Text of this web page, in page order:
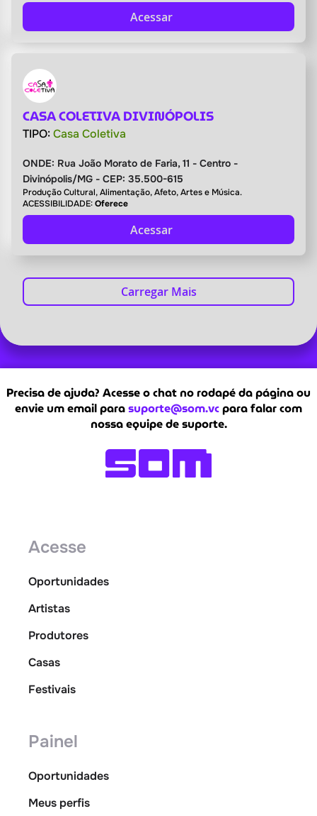
céu aberto, passando a ser viabilAcessar
CASA COLETIVA DIVINÓPOLIS
TIPO:Casa Coletiva
ONDE: Rua João Morato de Faria, 11 - Centro -
Divinópolis/MG - CEP: 35.500-615
Produção Cultural, Alimentação, Afeto, Artes e Música.
ACESSIBILIDADE:Oferece
Acessar
Carregar Mais
Precisa de ajuda? Acesse o chat no rodapé da página ou
envie um email parasuporte@som.vcpara falar com
nossa equipe de suporte.
Acesse
Oportunidades
Artistas
Produtores
Casas
Festivais
Painel
Oportunidades
Meus perfis